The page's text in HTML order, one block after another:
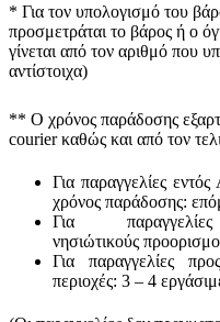
* Για τον υπολογισμό του
προσμετράται το βάρος ή ο
γίνεται από τον αριθμό που
αντίστοιχα)
** Ο χρόνος παράδοσης
courier καθώς και από τον
Για παραγγελίες
χρόνος παράδοσης:
Για
νησιώτικούς
Για παραγγελίες
περιοχές: 3 – 4